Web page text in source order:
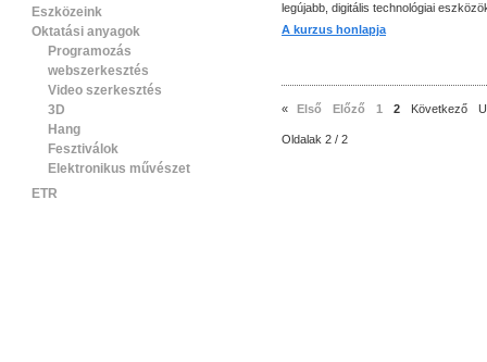
Eszközeink
Oktatási anyagok
Programozás
webszerkesztés
Video szerkesztés
3D
Hang
Fesztiválok
Elektronikus művészet
ETR
legújabb, digitális technológiai
A kurzus honlapja
« Első Előző 1 2 Következő
Oldalak 2 / 2